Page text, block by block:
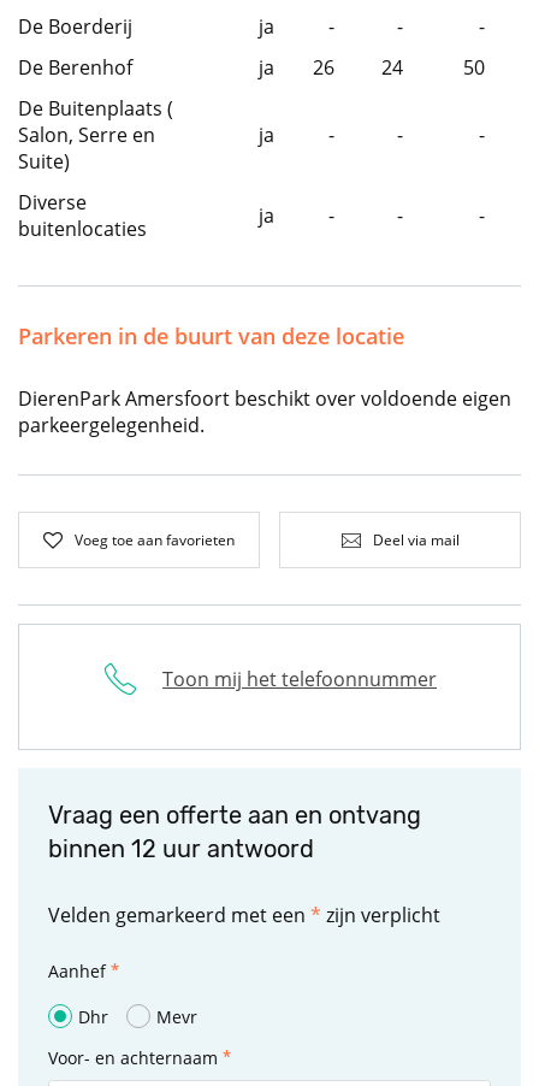
De Boerderij ja - -
-
De Berenhof
ja 26 24
50
De Buitenplaats (
Salon, Serre en
Suite)
ja - - -
Diverse
buitenlocaties
ja - - -
Parkeren in de buurt van deze locatie
DierenPark Amersfoort beschikt over voldoende eigen
parkeergelegenheid.
Voeg toe aan favorieten Deel via mail
Toon mij het telefoonnummer
Vraag een offerte aan en ontvang
binnen 12 uur antwoord
Velden gemarkeerd met een * zijn verplicht
Aanhef
Dhr
Mevr
Voor- en achternaam